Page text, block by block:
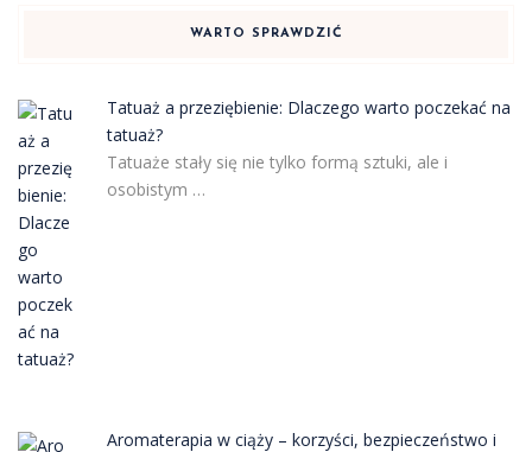
WARTO SPRAWDZIĆ
Tatuaż a przeziębienie: Dlaczego warto poczekać na
tatuaż?
Tatuaże stały się nie tylko formą sztuki, ale i
osobistym …
Aromaterapia w ciąży – korzyści, bezpieczeństwo i